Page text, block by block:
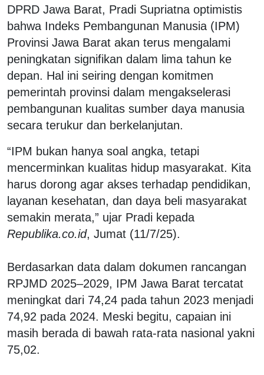
DPRD Jawa Barat, Pradi Supriatna optimistis
bahwa Indeks Pembangunan Manusia (IPM)
Provinsi Jawa Barat akan terus mengalami
peningkatan signifikan dalam lima tahun ke
depan. Hal ini seiring dengan komitmen
pemerintah provinsi dalam mengakselerasi
pembangunan kualitas sumber daya manusia
secara terukur dan berkelanjutan.
“IPM bukan hanya soal angka, tetapi
mencerminkan kualitas hidup masyarakat. Kita
harus dorong agar akses terhadap pendidikan,
layanan kesehatan, dan daya beli masyarakat
semakin merata,” ujar Pradi kepada
Republika.co.id, Jumat (11/7/25).
Berdasarkan data dalam dokumen rancangan
RPJMD 2025–2029, IPM Jawa Barat tercatat
meningkat dari 74,24 pada tahun 2023 menjadi
74,92 pada 2024. Meski begitu, capaian ini
masih berada di bawah rata-rata nasional yakni
75,02.